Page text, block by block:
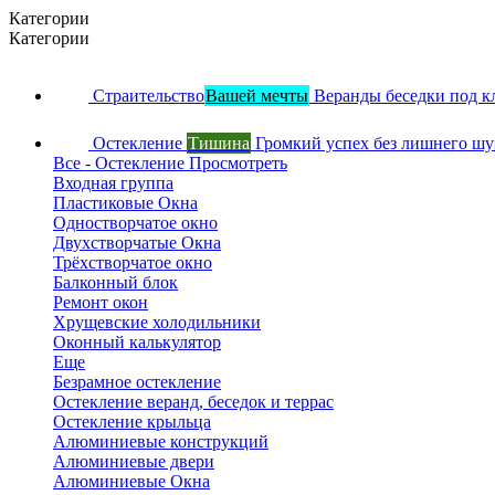
Категории
Категории
СтраительствоВашей мечты Веранды беседки под
Остекление Тишина Громкий успех без лишнего
Все - Остекление Просмотреть
Входная группа
Пластиковые Окна
Одностворчатое окно
Двухстворчатые Окна
Трёхстворчатое окно
Балконный блок
Ремонт окон
Хрущевские холодильники
Оконный калькулятор
Еще
Безрамное остекление
Остекление веранд, беседок и террас
Остекление крыльца
Алюминиевые конструкций
Алюминиевые двери
Алюминиевые Окна